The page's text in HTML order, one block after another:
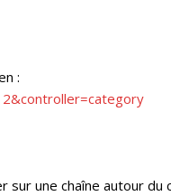
:
sur une chaîne autour